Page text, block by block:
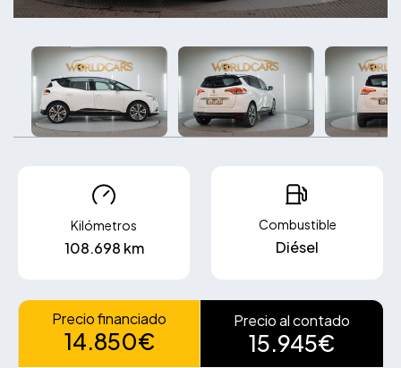
Kilómetros
108.698 km
Combustible
Diésel
Precio financiado
14.850€
Precio al contado
15.945€